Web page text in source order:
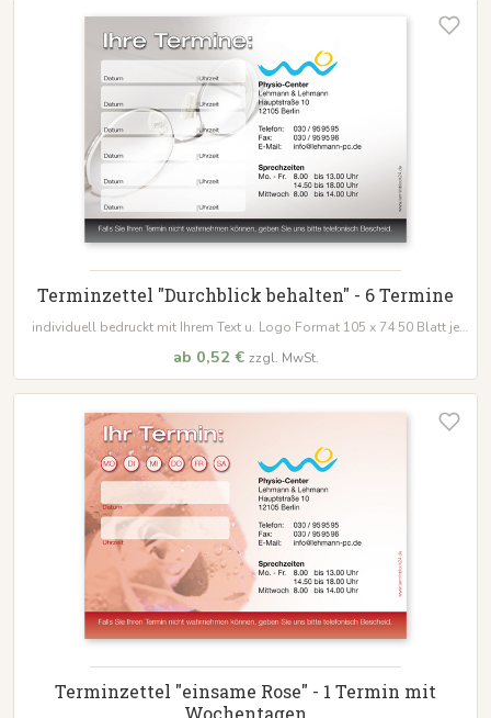
Terminzettel "Durchblick behalten" - 6 Termine
individuell bedruckt mit Ihrem Text u. Logo Format 105 x 74 50 Blatt je
ab 0,52 € zzgl. MwSt.
Terminzettel "einsame Rose" - 1 Termin mit
Wochentagen